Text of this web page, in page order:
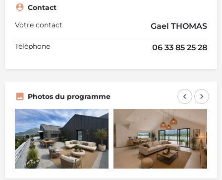
Contact
Votre contact
Gael THOMAS
Téléphone 06 33 85 25 28
Photos du programme